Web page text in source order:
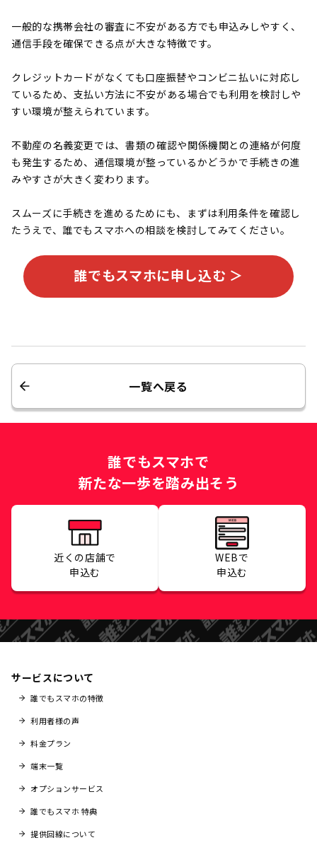
一般的な携帯会社の審査に不安がある方でも申込みしやすく、
通信手段を確保できる点が大きな特徴です。
クレジットカードがなくても口座振替やコンビニ払いに対応し
ているため、支払い方法に不安がある場合でも利用を検討しや
すい環境が整えられています。
不動産の名義変更では、書類の確認や関係機関との連絡が何度
も発生するため、通信環境が整っているかどうかで手続きの進
みやすさが大きく変わります。
スムーズに手続きを進めるためにも、まずは利用条件を確認し
たうえで、誰でもスマホへの相談を検討してみてください。
誰でもスマホに申し込む ＞
一覧へ戻る
誰でもスマホで
新たな一歩を踏み出そう
近くの店舗で
申込む
WEBで
申込む
サービスについて
誰でもスマホの特徴
利用者様の声
料金プラン
端末一覧
オプションサービス
誰でもスマホ 特典
提供回線について